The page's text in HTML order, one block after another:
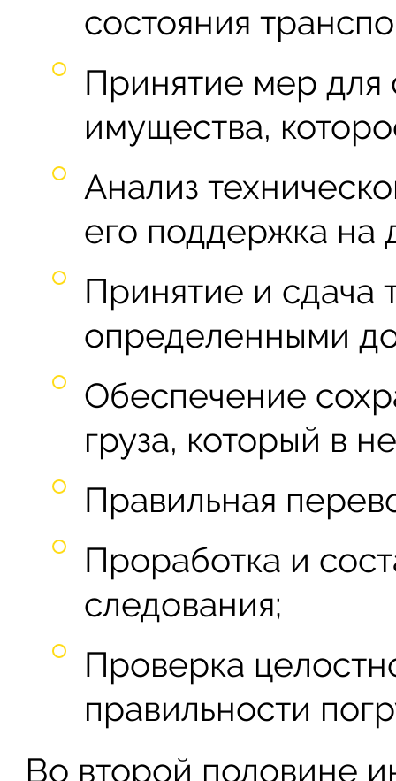
состояния
Принятие мер для
имущества,
Анализ
его поддержка на
Принятие и сдача
определенными
Обеспечение
груза, который в
Правильная
Проработка и
следования;
Проверка
правильности
Во второй половине